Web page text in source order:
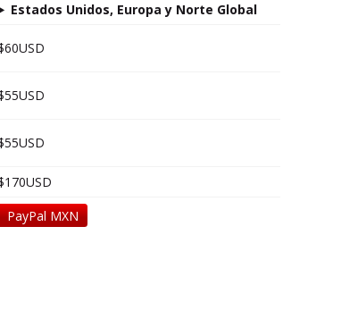
Estados Unidos, Europa y Norte Global
PayPal MXN